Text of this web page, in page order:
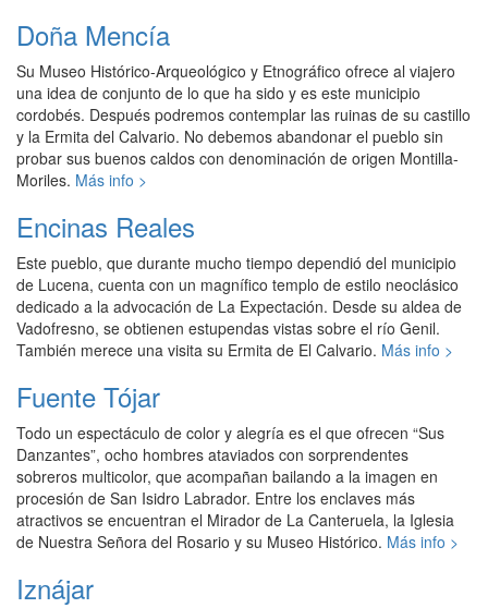
Doña Mencía
Su Museo Histórico-Arqueológico y Etnográfico ofrece al viajero
una idea de conjunto de lo que ha sido y es este municipio
cordobés. Después podremos contemplar las ruinas de su castillo
y la Ermita del Calvario. No debemos abandonar el pueblo sin
probar sus buenos caldos con denominación de origen Montilla-
Moriles. Más info >
Encinas Reales
Este pueblo, que durante mucho tiempo dependió del municipio
de Lucena, cuenta con un magnífico templo de estilo neoclásico
dedicado a la advocación de La Expectación. Desde su aldea de
Vadofresno, se obtienen estupendas vistas sobre el río Genil.
También merece una visita su Ermita de El Calvario. Más info >
Fuente Tójar
Todo un espectáculo de color y alegría es el que ofrecen “Sus
Danzantes”, ocho hombres ataviados con sorprendentes
sobreros multicolor, que acompañan bailando a la imagen en
procesión de San Isidro Labrador. Entre los enclaves más
atractivos se encuentran el Mirador de La Canteruela, la Iglesia
de Nuestra Señora del Rosario y su Museo Histórico. Más info >
Iznájar